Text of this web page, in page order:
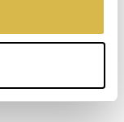
voor meer